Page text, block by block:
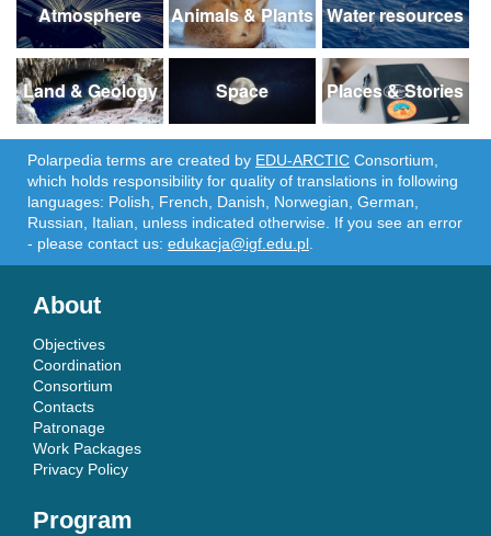
Atmosphere Animals & Plants Water resources
Land & Geology Space Places & Stories
Polarpedia terms are created by EDU-ARCTIC Consortium,
which holds responsibility for quality of translations in following
languages: Polish, French, Danish, Norwegian, German,
Russian, Italian, unless indicated otherwise. If you see an error
- please contact us: edukacja@igf.edu.pl
About
Objectives
Coordination
Consortium
Contacts
Patronage
Work Packages
Privacy Policy
Program